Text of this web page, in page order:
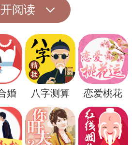
象征着内心的安全感和满
于居住环境的期望并非简
是一种温馨和安逸的感
在豪宅中，可能暗示着我
舒适和安全的需求，以及
活的渴望。
中还可能反映出我们对于
阅读
婚 八字测算 恋爱桃花